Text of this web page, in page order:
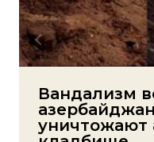
Вандализм
уничтожают